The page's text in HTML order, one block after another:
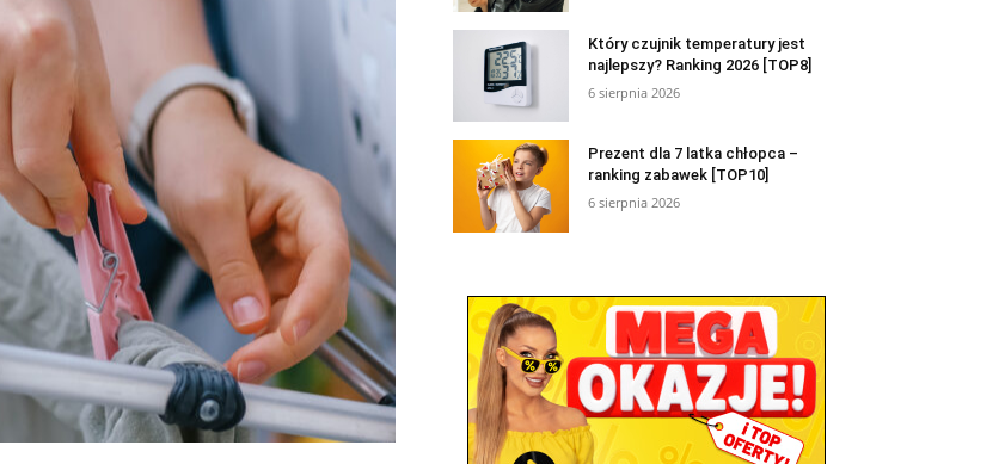
Który czujnik temperatury jest
najlepszy? Ranking 2026 [TOP8]
6 sierpnia 2026
Prezent dla 7 latka chłopca –
ranking zabawek [TOP10]
6 sierpnia 2026